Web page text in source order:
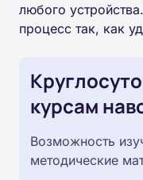
любого
процесс так, как
курсам
Возможность
методические